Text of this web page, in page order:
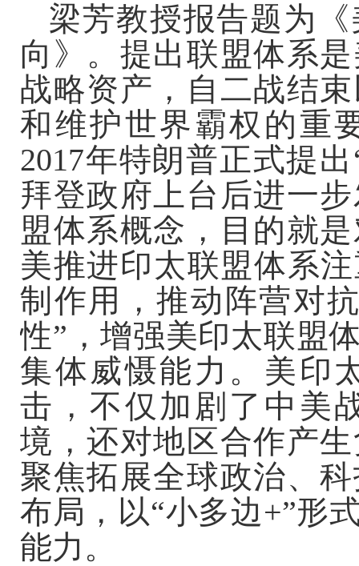
梁芳教授报告题为
向》。提出联盟体系
战略资产，自二战结
和维护世界霸权的重
2017年特朗普正式提
拜登政府上台后进一
盟体系概念，目的就
美推进印太联盟体系
制作用，推动阵营对
性”，增强美印太联盟
集体威慑能力。美印
击，不仅加剧了中美
境，还对地区合作产
聚焦拓展全球政治、
布局，以“小多边+”形
能力。